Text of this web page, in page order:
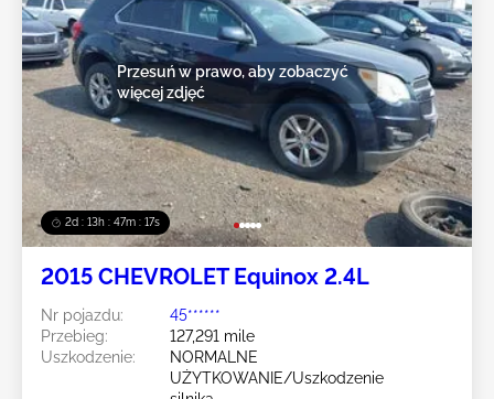
2d : 13h : 47m : 14s
Przesuń w prawo, aby zobaczyć
więcej zdjęć
2015 CHEVROLET Equinox 2.4L
Nr pojazdu:
45******
Przebieg:
127,291 mile
Uszkodzenie:
NORMALNE
UŻYTKOWANIE/Uszkodzenie